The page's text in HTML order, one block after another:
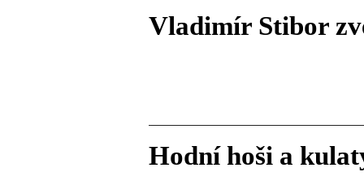
Vladimír Stibor
Hodní hoši a